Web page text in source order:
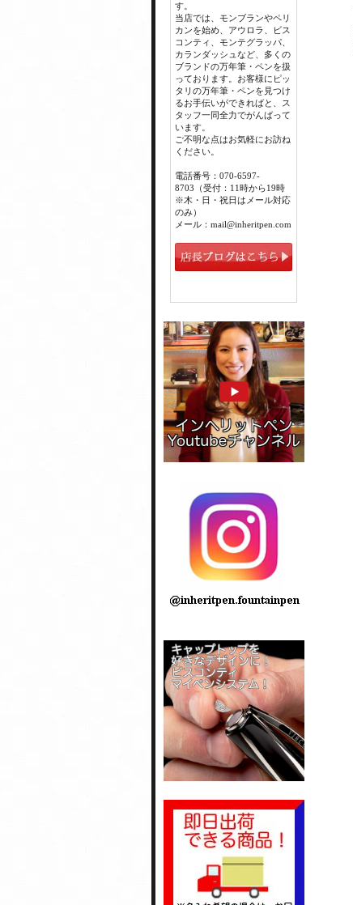
す。
当店では、モンブランやペリ
カンを始め、アウロラ、ビス
コンティ、モンテグラッパ、
カランダッシュなど、多くの
ブランドの万年筆・ペンを扱
っております。お客様にピッ
タリの万年筆・ペンを見つけ
るお手伝いができればと、ス
タッフ一同全力でがんばって
います。
ご不明な点はお気軽にお訪ね
ください。
電話番号：070-6597-
8703（受付：11時から19時
※木・日・祝日はメール対応
のみ）
メール：mail@inheritpen.com